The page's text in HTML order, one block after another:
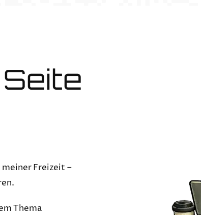
Freizeit –
Thema